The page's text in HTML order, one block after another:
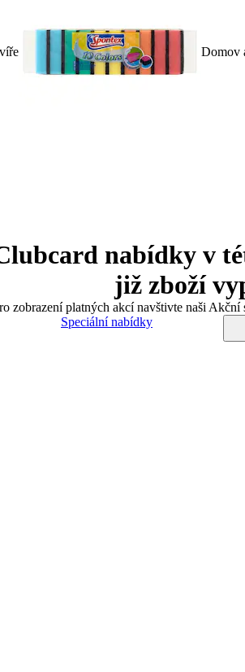
Domov
nabídky v
již zboží
zobrazení platných akcí navštivte naši
Speciální nabídky